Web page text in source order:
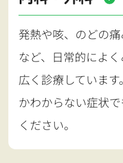
発熱や咳、のどの
など、日常的によ
広く診療していま
かわからない症状
ください。